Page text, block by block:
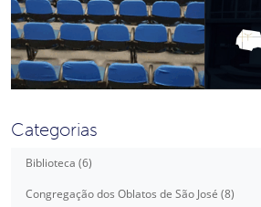
Categorias
Biblioteca (6)
Congregação dos Oblatos de São José (8)